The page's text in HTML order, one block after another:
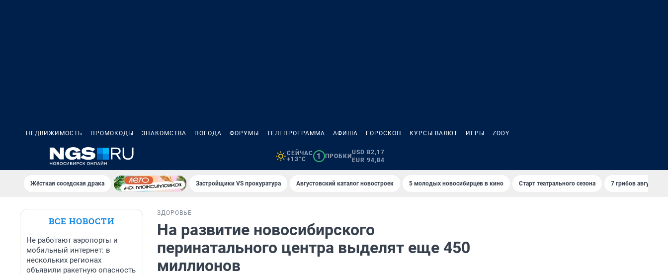
НЕДВИЖИМОСТЬ ПРОМОКОДЫ ЗНАКОМСТВА ПОГОДА ФОРУМЫ ТЕЛЕПРОГРАММА АФИША ГОРОСКОП КУРСЫ ВАЛЮТ ИГРЫ ZODY
СЕЙЧАС
+13°C
1 ПРОБКИ
USD 82,17
EUR 94,84
Жёсткая соседская драка Застройщики VS прокуратура Августовский каталог новостроек 5 молодых новосибирцев в кино Старт театрального сезона 7 грибов августа
ВСЕ НОВОСТИ
Не работают аэропорты и
мобильный интернет: в
нескольких регионах
объявили ракетную опасность
ЗДОРОВЬЕ
На развитие новосибирского
перинатального центра выделят еще 450
миллионов